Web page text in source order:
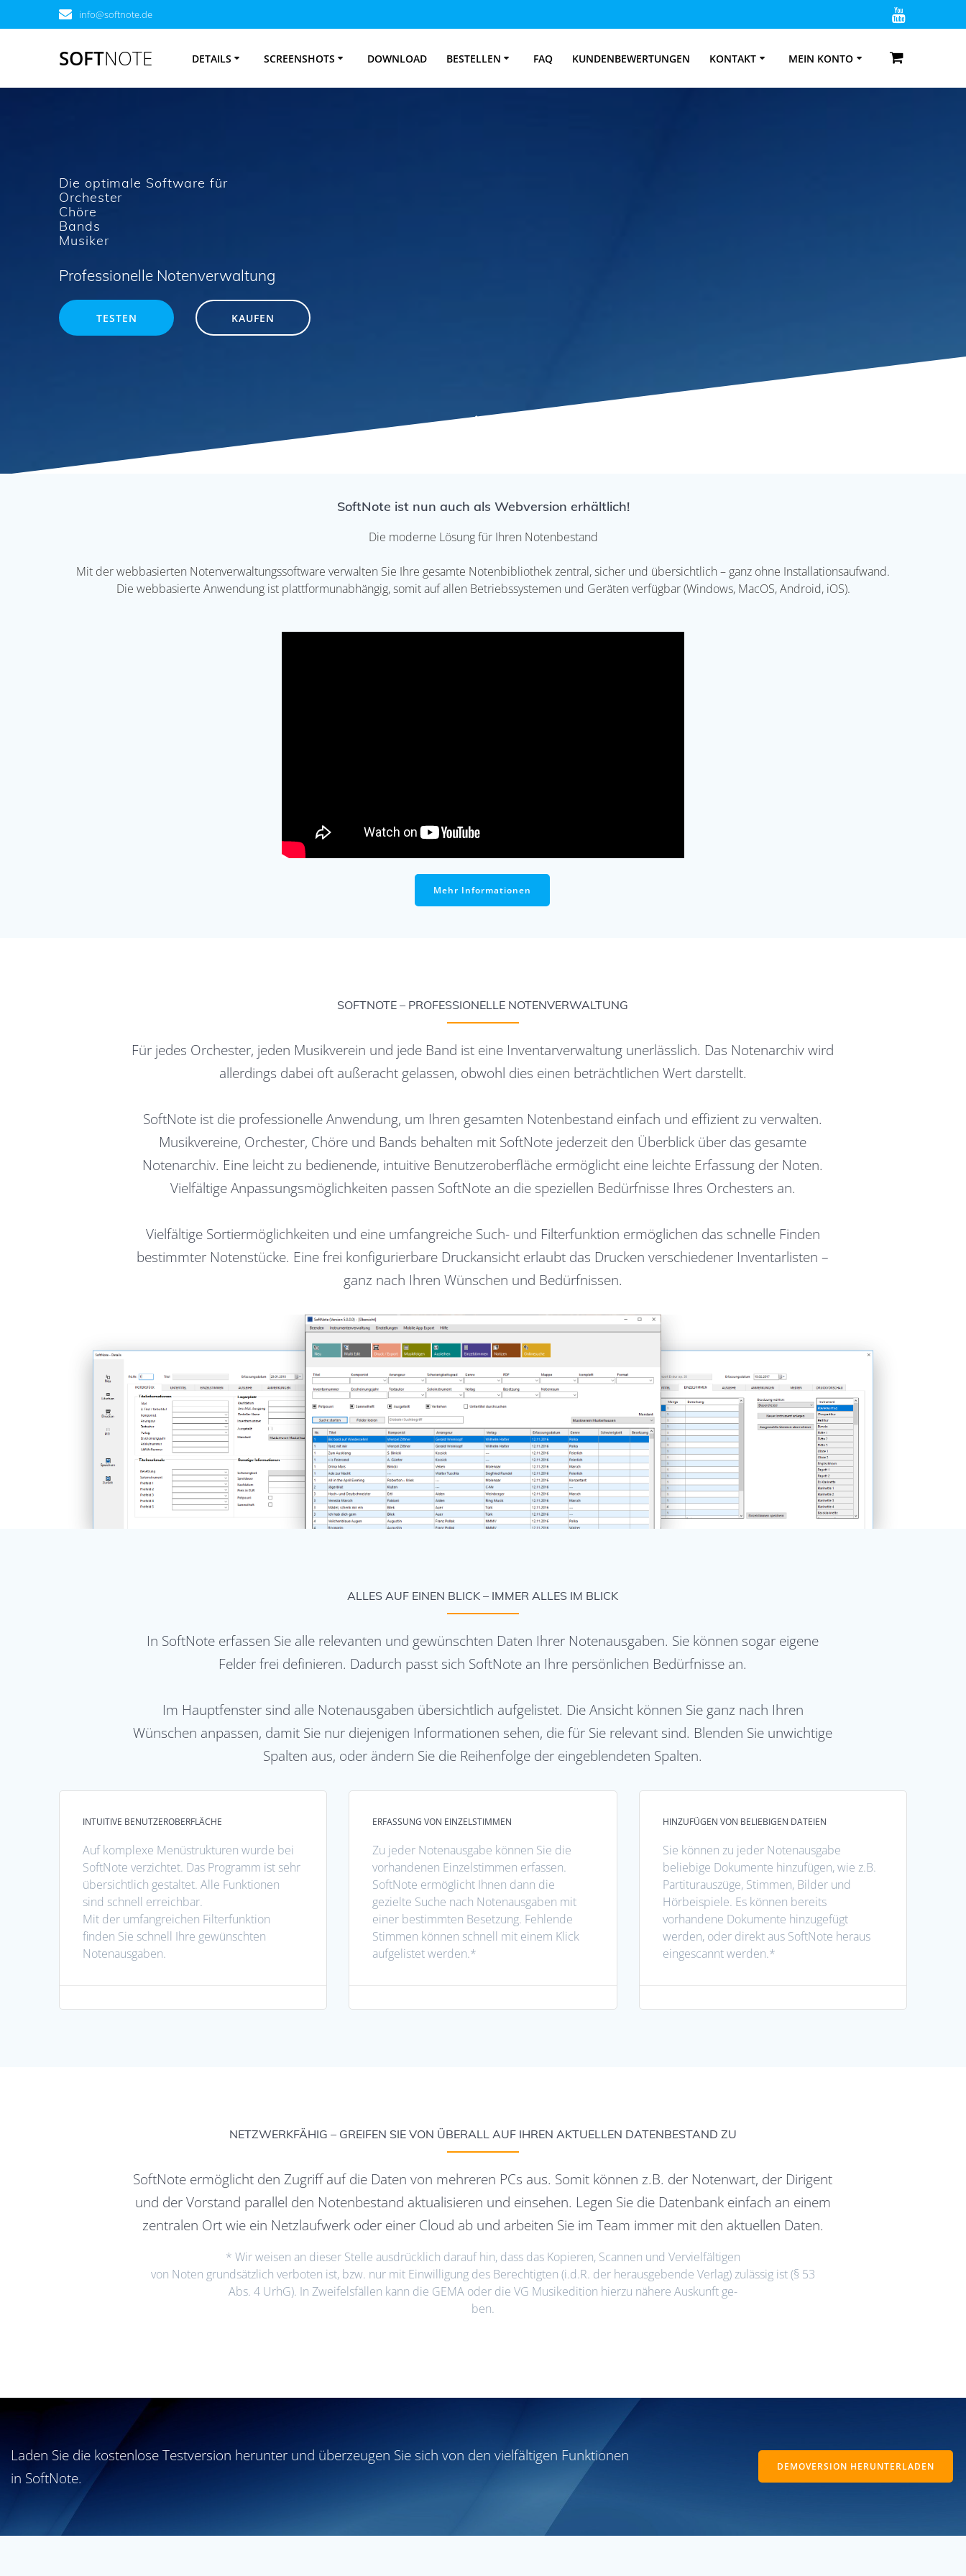
Inhalt
info@softnote.de
SOFTNOTE DETAILS SCREENSHOTS DOWNLOAD BESTELLEN FAQ KUNDENBEWERTUNGEN KONTAKT MEIN KONTO
Die optimale Software für
Orchester
Chöre
Bands
Musiker
Professionelle Notenverwaltung
TESTEN KAUFEN
SoftNote ist nun auch als Webversion erhältlich!
Die moderne Lösung für Ihren Notenbestand
Mit der webbasierten Notenverwaltungssoftware verwalten Sie Ihre gesamte Notenbibliothek zentral, sicher und übersichtlich – ganz ohne Installationsaufwand.
Die webbasierte Anwendung ist plattformunabhängig, somit auf allen Betriebssystemen und Geräten verfügbar (Windows, MacOS, Android, iOS).
Mehr Informationen
SOFTNOTE – PROFESSIONELLE NOTENVERWALTUNG
Für jedes Orchester, jeden Musikverein und jede Band ist eine Inventarverwaltung unerlässlich. Das Notenarchiv wird
allerdings dabei oft außeracht gelassen, obwohl dies einen beträchtlichen Wert darstellt.
SoftNote ist die professionelle Anwendung, um Ihren gesamten Notenbestand einfach und effizient zu verwalten.
Musikvereine, Orchester, Chöre und Bands behalten mit SoftNote jederzeit den Überblick über das gesamte
Notenarchiv. Eine leicht zu bedienende, intuitive Benutzeroberfläche ermöglicht eine leichte Erfassung der Noten.
Vielfältige Anpassungsmöglichkeiten passen SoftNote an die speziellen Bedürfnisse Ihres Orchesters an.
Vielfältige Sortiermöglichkeiten und eine umfangreiche Such- und Filterfunktion ermöglichen das schnelle Finden
bestimmter Notenstücke. Eine frei konfigurierbare Druckansicht erlaubt das Drucken verschiedener Inventarlisten –
ganz nach Ihren Wünschen und Bedürfnissen.
ALLES AUF EINEN BLICK – IMMER ALLES IM BLICK
In SoftNote erfassen Sie alle relevanten und gewünschten Daten Ihrer Notenausgaben. Sie können sogar eigene
Felder frei definieren. Dadurch passt sich SoftNote an Ihre persönlichen Bedürfnisse an.
Im Hauptfenster sind alle Notenausgaben übersichtlich aufgelistet. Die Ansicht können Sie ganz nach Ihren
Wünschen anpassen, damit Sie nur diejenigen Informationen sehen, die für Sie relevant sind. Blenden Sie unwichtige
Spalten aus, oder ändern Sie die Reihenfolge der eingeblendeten Spalten.
INTUITIVE BENUTZEROBERFLÄCHE
Auf komplexe Menüstrukturen wurde bei
SoftNote verzichtet. Das Programm ist sehr
übersichtlich gestaltet. Alle Funktionen
sind schnell erreichbar.
Mit der umfangreichen Filterfunktion
finden Sie schnell Ihre gewünschten
Notenausgaben.
ERFASSUNG VON EINZELSTIMMEN
Zu jeder Notenausgabe können Sie die
vorhandenen Einzelstimmen erfassen.
SoftNote ermöglicht Ihnen dann die
gezielte Suche nach Notenausgaben mit
einer bestimmten Besetzung. Fehlende
Stimmen können schnell mit einem Klick
aufgelistet werden.*
HINZUFÜGEN VON BELIEBIGEN DATEIEN
Sie können zu jeder Notenausgabe
beliebige Dokumente hinzufügen, wie z.B.
Partiturauszüge, Stimmen, Bilder und
Hörbeispiele. Es können bereits
vorhandene Dokumente hinzugefügt
werden, oder direkt aus SoftNote heraus
eingescannt werden.*
NETZWERKFÄHIG – GREIFEN SIE VON ÜBERALL AUF IHREN AKTUELLEN DATENBESTAND ZU
SoftNote ermöglicht den Zugriff auf die Daten von mehreren PCs aus. Somit können z.B. der Notenwart, der Dirigent
und der Vorstand parallel den Notenbestand aktualisieren und einsehen. Legen Sie die Datenbank einfach an einem
zentralen Ort wie ein Netzlaufwerk oder einer Cloud ab und arbeiten Sie im Team immer mit den aktuellen Daten.
* Wir weisen an dieser Stelle ausdrücklich darauf hin, dass das Kopieren, Scannen und Vervielfältigen
von Noten grundsätzlich verboten ist, bzw. nur mit Einwilligung des Berechtigten (i.d.R. der herausgebende Verlag) zulässig ist (§ 53
Abs. 4 UrhG). In Zweifelsfällen kann die GEMA oder die VG Musikedition hierzu nähere Auskunft ge-
ben.
Laden Sie die kostenlose Testversion herunter und überzeugen Sie sich von den vielfältigen Funktionen
in SoftNote.
DEMOVERSION HERUNTERLADEN